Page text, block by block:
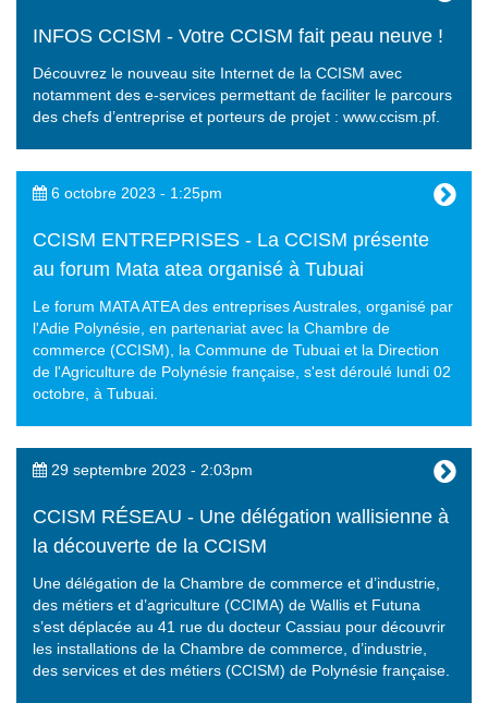
INFOS CCISM - Votre CCISM fait peau neuve !
Découvrez le nouveau site Internet de la CCISM avec
notamment des e-services permettant de faciliter le parcours
des chefs d’entreprise et porteurs de projet : www.ccism.pf.
6 octobre 2023 - 1:25pm
CCISM ENTREPRISES - La CCISM présente
au forum Mata atea organisé à Tubuai
Le forum MATA ATEA des entreprises Australes, organisé par
l'Adie Polynésie, en partenariat avec la Chambre de
commerce (CCISM), la Commune de Tubuai et la Direction
de l'Agriculture de Polynésie française, s'est déroulé lundi 02
octobre, à Tubuai.
29 septembre 2023 - 2:03pm
CCISM RÉSEAU - Une délégation wallisienne à
la découverte de la CCISM
Une délégation de la Chambre de commerce et d’industrie,
des métiers et d’agriculture (CCIMA) de Wallis et Futuna
s’est déplacée au 41 rue du docteur Cassiau pour découvrir
les installations de la Chambre de commerce, d’industrie,
des services et des métiers (CCISM) de Polynésie française.